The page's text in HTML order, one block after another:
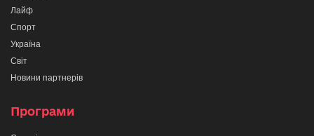
Лайф
Спорт
Україна
Світ
Новини партнерів
Програми